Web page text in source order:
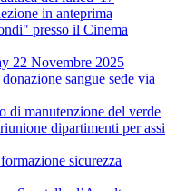
in anteprima
presso il Cinema
22 Novembre 2025
sangue sede via
di manutenzione del verde
dipartimenti per assi
sicurezza